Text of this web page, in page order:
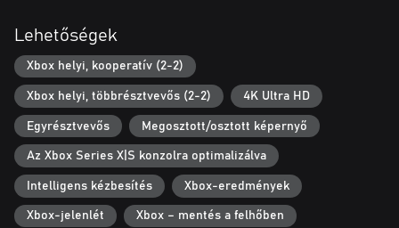
Lehetőségek
Xbox helyi, kooperatív (2-2)
Xbox helyi, többrésztvevős (2-2) 4K Ultra HD
Egyrésztvevős Megosztott/osztott képernyő
Az Xbox Series X|S konzolra optimalizálva
Intelligens kézbesítés Xbox-eredmények
Xbox-jelenlét Xbox – mentés a felhőben